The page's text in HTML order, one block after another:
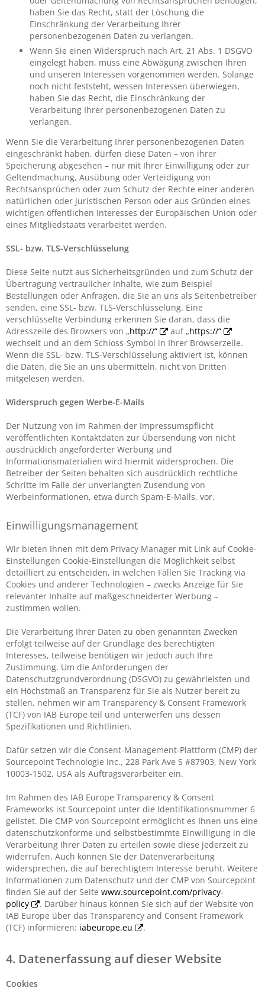
haben Sie das Recht, statt der Löschung die
Einschränkung der Verarbeitung Ihrer
personenbezogenen Daten zu verlangen.
Wenn Sie einen Widerspruch nach Art. 21 Abs. 1 DSGVO
eingelegt haben, muss eine Abwägung zwischen Ihren
und unseren Interessen vorgenommen werden. Solange
noch nicht feststeht, wessen Interessen überwiegen,
haben Sie das Recht, die Einschränkung der
Verarbeitung Ihrer personenbezogenen Daten zu
verlangen.
Wenn Sie die Verarbeitung Ihrer personenbezogenen Daten
eingeschränkt haben, dürfen diese Daten – von ihrer
Speicherung abgesehen – nur mit Ihrer Einwilligung oder zur
Geltendmachung, Ausübung oder Verteidigung von
Rechtsansprüchen oder zum Schutz der Rechte einer anderen
natürlichen oder juristischen Person oder aus Gründen eines
wichtigen öffentlichen Interesses der Europäischen Union oder
eines Mitgliedstaats verarbeitet werden.
SSL- bzw. TLS-Verschlüsselung
Diese Seite nutzt aus Sicherheitsgründen und zum Schutz der
Übertragung vertraulicher Inhalte, wie zum Beispiel
Bestellungen oder Anfragen, die Sie an uns als Seitenbetreiber
senden, eine SSL- bzw. TLS-Verschlüsselung. Eine
verschlüsselte Verbindung erkennen Sie daran, dass die
Adresszeile des Browsers von „http://“ auf „https://“
wechselt und an dem Schloss-Symbol in Ihrer Browserzeile.
Wenn die SSL- bzw. TLS-Verschlüsselung aktiviert ist, können
die Daten, die Sie an uns übermitteln, nicht von Dritten
mitgelesen werden.
Widerspruch gegen Werbe-E-Mails
Der Nutzung von im Rahmen der Impressumspflicht
veröffentlichten Kontaktdaten zur Übersendung von nicht
ausdrücklich angeforderter Werbung und
Informationsmaterialien wird hiermit widersprochen. Die
Betreiber der Seiten behalten sich ausdrücklich rechtliche
Schritte im Falle der unverlangten Zusendung von
Werbeinformationen, etwa durch Spam-E-Mails, vor.
Einwilligungsmanagement
Wir bieten Ihnen mit dem Privacy Manager mit Link auf Cookie-
Einstellungen Cookie-Einstellungen die Möglichkeit selbst
detailliert zu entscheiden, in welchen Fällen Sie Tracking via
Cookies und anderer Technologien – zwecks Anzeige für Sie
relevanter Inhalte auf maßgeschneiderter Werbung –
zustimmen wollen.
Die Verarbeitung Ihrer Daten zu oben genannten Zwecken
erfolgt teilweise auf der Grundlage des berechtigten
Interesses, teilweise benötigen wir jedoch auch Ihre
Zustimmung. Um die Anforderungen der
Datenschutzgrundverordnung (DSGVO) zu gewährleisten und
ein Höchstmaß an Transparenz für Sie als Nutzer bereit zu
stellen, nehmen wir am Transparency & Consent Framework
(TCF) von IAB Europe teil und unterwerfen uns dessen
Spezifikationen und Richtlinien.
Dafür setzen wir die Consent-Management-Plattform (CMP) der
Sourcepoint Technologie Inc., 228 Park Ave S #87903, New York
10003-1502, USA als Auftragsverarbeiter ein.
Im Rahmen des IAB Europe Transparency & Consent
Frameworks ist Sourcepoint unter die Identifikationsnummer 6
gelistet. Die CMP von Sourcepoint ermöglicht es Ihnen uns eine
datenschutzkonforme und selbstbestimmte Einwilligung in die
Verarbeitung Ihrer Daten zu erteilen sowie diese jederzeit zu
widerrufen. Auch können SIe der Datenverarbeitung
widersprechen, die auf berechtigtem Interesse beruht. Weitere
Informationen zum Datenschutz und der CMP von Sourcepoint
finden Sie auf der Seite www.sourcepoint.com/privacy-
policy
. Darüber hinaus können Sie sich auf der Website von
IAB Europe über das Transparency and Consent Framework
(TCF) informieren: iabeurope.eu .
4. Datenerfassung auf dieser Website
Cookies